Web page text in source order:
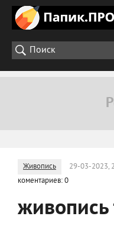
Живопись 29-03-2023,
коментариев: 0
живопись